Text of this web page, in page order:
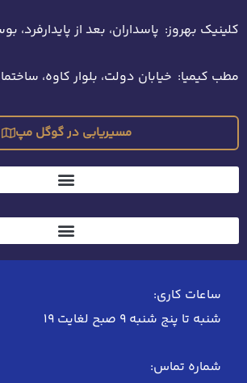
کلینیک بهروز: پاسداران، بعد از پایدارفرد،
مطب کیمیا: خیابان دولت، بلوار کاوه،
مسیریابی در گوگل مپ
ساعات کاری:
شنبه تا پنج شنبه 9 صبح لغایت 19
شماره تماس: